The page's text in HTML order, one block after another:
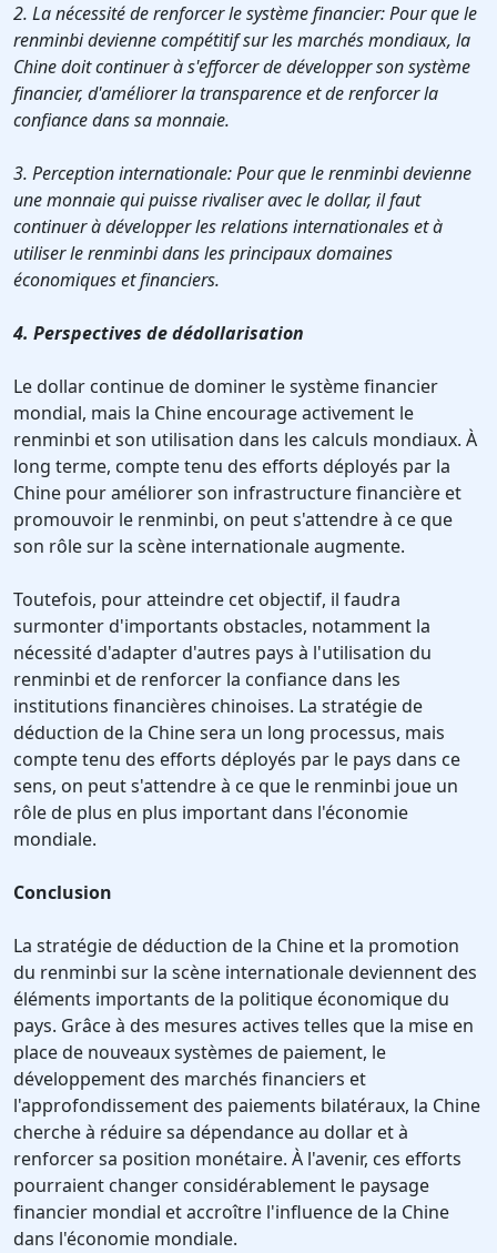
2. La nécessité de renforcer le système financier: Pour que le
renminbi devienne compétitif sur les marchés mondiaux, la
Chine doit continuer à s'efforcer de développer son système
financier, d'améliorer la transparence et de renforcer la
confiance dans sa monnaie.
3. Perception internationale: Pour que le renminbi devienne
une monnaie qui puisse rivaliser avec le dollar, il faut
continuer à développer les relations internationales et à
utiliser le renminbi dans les principaux domaines
économiques et financiers.
4. Perspectives de dédollarisation
Le dollar continue de dominer le système financier
mondial, mais la Chine encourage activement le
renminbi et son utilisation dans les calculs mondiaux. À
long terme, compte tenu des efforts déployés par la
Chine pour améliorer son infrastructure financière et
promouvoir le renminbi, on peut s'attendre à ce que
son rôle sur la scène internationale augmente.
Toutefois, pour atteindre cet objectif, il faudra
surmonter d'importants obstacles, notamment la
nécessité d'adapter d'autres pays à l'utilisation du
renminbi et de renforcer la confiance dans les
institutions financières chinoises. La stratégie de
déduction de la Chine sera un long processus, mais
compte tenu des efforts déployés par le pays dans ce
sens, on peut s'attendre à ce que le renminbi joue un
rôle de plus en plus important dans l'économie
mondiale.
Conclusion
La stratégie de déduction de la Chine et la promotion
du renminbi sur la scène internationale deviennent des
éléments importants de la politique économique du
pays. Grâce à des mesures actives telles que la mise en
place de nouveaux systèmes de paiement, le
développement des marchés financiers et
l'approfondissement des paiements bilatéraux, la Chine
cherche à réduire sa dépendance au dollar et à
renforcer sa position monétaire. À l'avenir, ces efforts
pourraient changer considérablement le paysage
financier mondial et accroître l'influence de la Chine
dans l'économie mondiale.